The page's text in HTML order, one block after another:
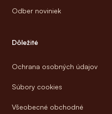
Odber noviniek
Dôležité
Ochrana osobných údajov
Súbory cookies
Všeobecné obchodné